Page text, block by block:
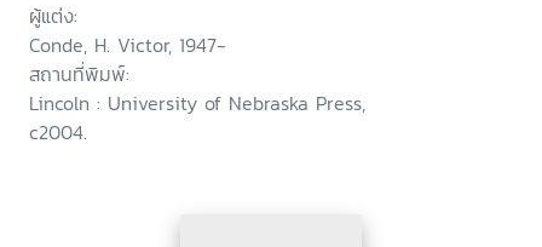
ผู้แต่ง:
Conde, H. Victor, 1947-
สถานที่พิมพ์:
Lincoln : University of Nebraska Press,
c2004.